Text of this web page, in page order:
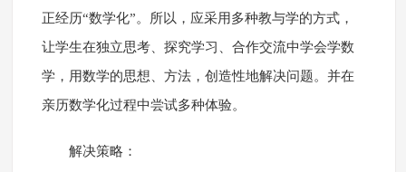
正经历“数学化”。所以，应采用多种教与学的方式，
让学生在独立思考、探究学习、合作交流中学会学数
学，用数学的思想、方法，创造性地解决问题。并在
亲历数学化过程中尝试多种体验。
解决策略：